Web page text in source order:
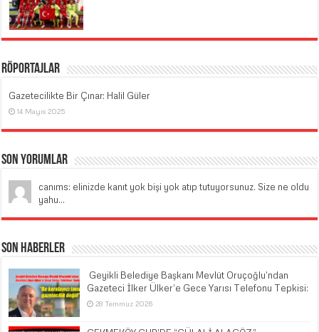
Röportajlar
Gazetecilikte Bir Çınar: Halil Güler
14 Mayıs 2025
Son Yorumlar
canıms: elinizde kanıt yok bişi yok atıp tutuyorsunuz. Size ne oldu
yahu...
Son Haberler
​ Geyikli Belediye Başkanı Mevlüt Oruçoğlu’ndan
Gazeteci İlker Ülker’e Gece Yarısı Telefonu Tepkisi:
28 Temmuz 2026